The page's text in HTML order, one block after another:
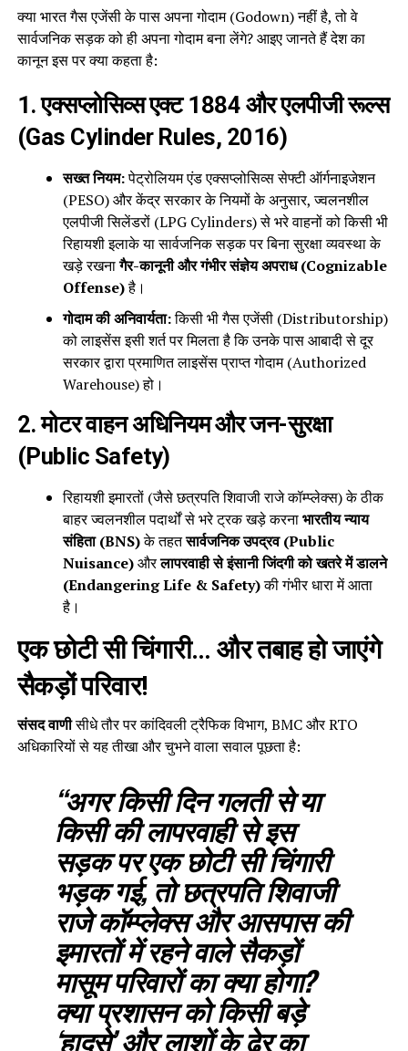
क्या भारत गैस एजेंसी के पास अपना गोदाम (Godown) नहीं है, तो वे
सार्वजनिक सड़क को ही अपना गोदाम बना लेंगे? आइए जानते हैं देश का
कानून इस पर क्या कहता है:
1. एक्सप्लोसिव्स एक्ट 1884 और एलपीजी रूल्स
(Gas Cylinder Rules, 2016)
सख्त नियम:पेट्रोलियम एंड एक्सप्लोसिव्स सेफ्टी ऑर्गनाइजेशन
(PESO) और केंद्र सरकार के नियमों के अनुसार, ज्वलनशील
एलपीजी सिलेंडरों (LPG Cylinders) से भरे वाहनों को किसी भी
रिहायशी इलाके या सार्वजनिक सड़क पर बिना सुरक्षा व्यवस्था के
खड़े रखनागैर-कानूनी और गंभीर संज्ञेय अपराध (Cognizable
Offense)है।
गोदाम की अनिवार्यता:किसी भी गैस एजेंसी (Distributorship)
को लाइसेंस इसी शर्त पर मिलता है कि उनके पास आबादी से दूर
सरकार द्वारा प्रमाणित लाइसेंस प्राप्त गोदाम (Authorized
Warehouse) हो।
2. मोटर वाहन अधिनियम और जन-सुरक्षा
(Public Safety)
रिहायशी इमारतों (जैसे छत्रपति शिवाजी राजे कॉम्प्लेक्स) के ठीक
बाहर ज्वलनशील पदार्थों से भरे ट्रक खड़े करनाभारतीय न्याय
संहिता (BNS)के तहतसार्वजनिक उपद्रव (Public
Nuisance)औरलापरवाही से इंसानी जिंदगी को खतरे में डालने
(Endangering Life & Safety)की गंभीर धारा में आता
है।
एक छोटी सी चिंगारी… और तबाह हो जाएंगे
सैकड़ों परिवार!
संसद वाणीसीधे तौर पर कांदिवली ट्रैफिक विभाग, BMC और RTO
अधिकारियों से यह तीखा और चुभने वाला सवाल पूछता है:
“अगर किसी दिन गलती से या
किसी की लापरवाही से इस
सड़क पर एक छोटी सी चिंगारी
भड़क गई, तो छत्रपति शिवाजी
राजे कॉम्प्लेक्स और आसपास की
इमारतों में रहने वाले सैकड़ों
मासूम परिवारों का क्या होगा?
क्या प्रशासन को किसी बड़े
‘हादसे’ और लाशों के ढेर का